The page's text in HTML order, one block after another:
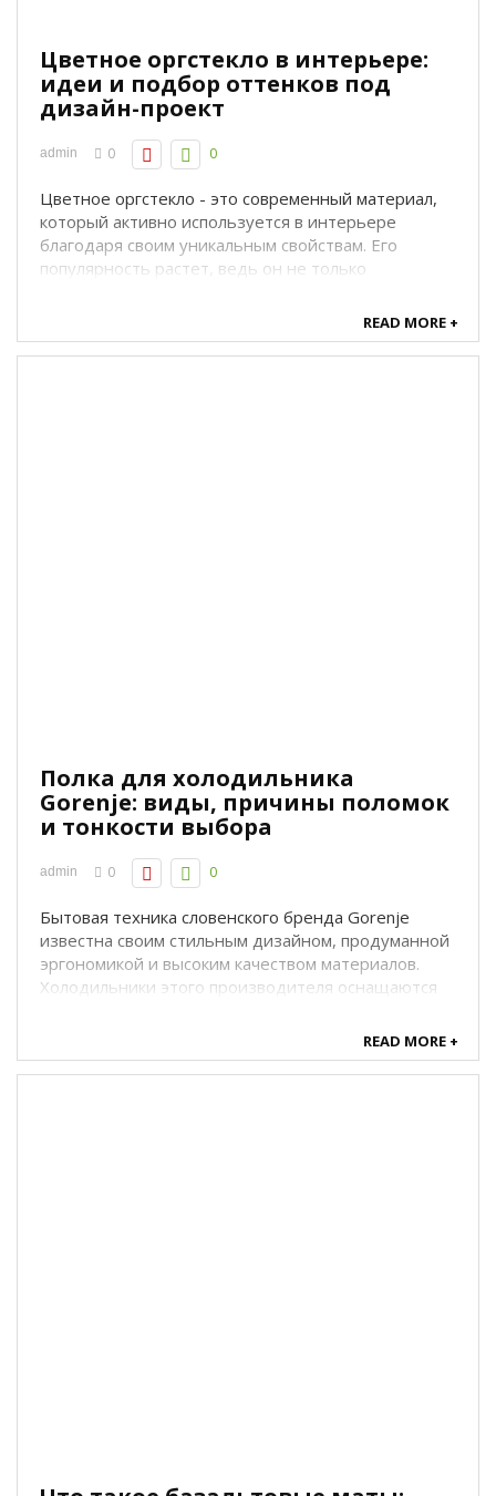
Цветное оргстекло в интерьере:
идеи и подбор оттенков под
дизайн-проект
admin 0 0
Цветное оргстекло - это современный материал,
который активно используется в интерьере
благодаря своим уникальным свойствам. Его
популярность растет, ведь он не только
расскажем, как цветное оргстекло может
преобразить интерьер, как подобрать оттенки
под дизайн-проект и ...
READ MORE +
Полка для холодильника
Gorenje: виды, причины поломок
и тонкости выбора
admin 0 0
Бытовая техника словенского бренда Gorenje
известна своим стильным дизайном, продуманной
эргономикой и высоким качеством материалов.
Холодильники этого производителя оснащаются
READ MORE +